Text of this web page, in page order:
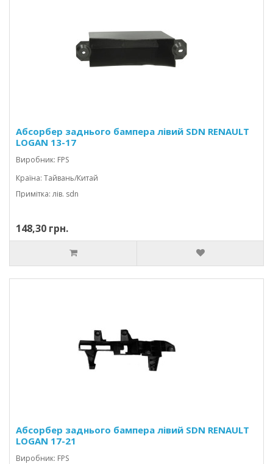
Абсорбер заднього бампера лівий SDN RENAULT
LOGAN 13-17
Виробник: FPS
Країна: Тайвань/Китай
Примітка: лів. sdn
148,30 грн.
Абсорбер заднього бампера лівий SDN RENAULT
LOGAN 17-21
Виробник: FPS